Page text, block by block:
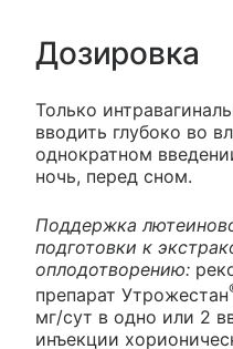
Дозировка
Только
вводить глубоко во
однократном
ночь, перед сном.
Поддержка
подготовки к
оплодотворению:
препарат Утрожестан
мг/сут в одно или 2
инъекции